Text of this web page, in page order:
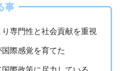
事
専門性と社会貢献を重視
際感覚を育てた